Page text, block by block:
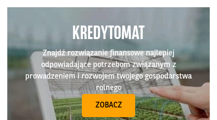
KREDYTOMAT
Znajdź rozwiązanie finansowe najlepiej
odpowiadające potrzebom związanym z
prowadzeniem i rozwojem twojego gospodarstwa
rolnego
ZOBACZ